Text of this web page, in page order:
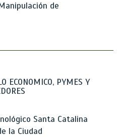
de
ECONOMICO, PYMES Y
Santa Catalina
la Ciudad